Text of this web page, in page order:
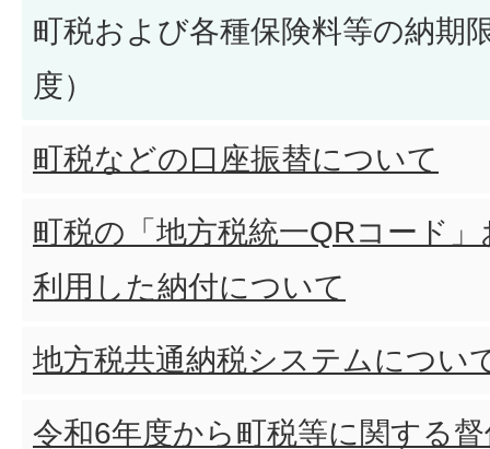
町税および各種保険料等の納期
度）
町税などの口座振替について
町税の「地方税統一QRコード
利用した納付について
地方税共通納税システムについ
令和6年度から町税等に関する